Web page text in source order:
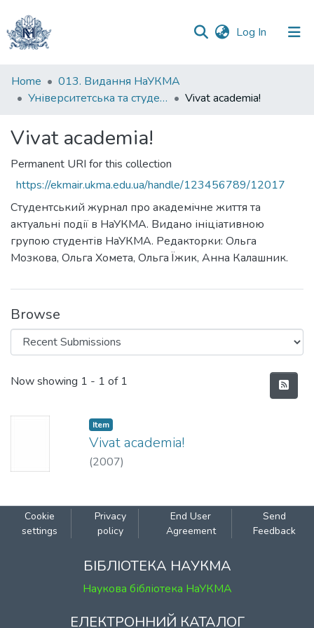
Log In (current)
Communities
&
All of DSpace
Statistics
Home
013. Видання НаУКМА
Університетська та студентська періодика
Vivat academia!
Vivat academia!
Permanent URI for this collection
https://ekmair.ukma.edu.ua/handle/123456789/12017
Студентський журнал про академічне життя та
актуальні події в НаУКМА. Видано ініціативною
групою студентів НаУКМА. Редакторки: Ольга
Мозкова, Ольга Хомета, Ольга Їжик, Анна Калашник.
Browse
Recent Submissions
Now showing 1 - 1 of 1
Item
Vivat academia!
(2007)
Cookie
settings
Privacy
policy
End User
Agreement
Send
Feedback
БІБЛІОТЕКА НАУКМА
Наукова бібліотека НаУКМА
ЕЛЕКТРОННИЙ КАТАЛОГ